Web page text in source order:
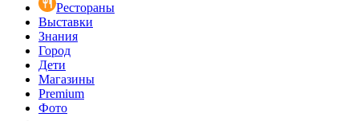
Рестораны
Выставки
Знания
Город
Дети
Магазины
Premium
Фото